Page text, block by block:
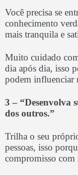
Você precisa se
conhecimento
mais tranquila e
Muito cuidado
dia após dia, isso
podem influenciar
3 – “Desenvolva
dos outros.”
Trilha o seu
pessoas, isso
compromisso com